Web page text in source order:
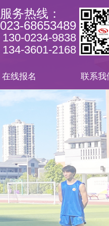
服务热线：
023-68653489
130-0234-9838
134-3601-2168
在线报名 联系我